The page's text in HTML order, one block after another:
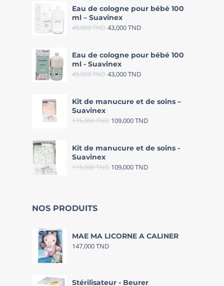
Eau de cologne pour bébé 100
ml – Suavinex
45,000TND 43,000TND
Eau de cologne pour bébé 100
ml - Suavinex
45,000TND 43,000TND
Kit de manucure et de soins –
Suavinex
115,000TND 109,000TND
Kit de manucure et de soins -
Suavinex
115,000TND 109,000TND
NOS PRODUITS
MAE MA LICORNE A CALINER
147,000TND
Stérilisateur - Beurer